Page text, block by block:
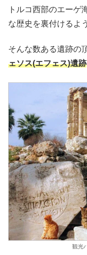
トルコ西部のエーゲ
な歴史を裏付けるよ
そんな数ある遺跡の
ェソス(エフェス)遺跡
観光